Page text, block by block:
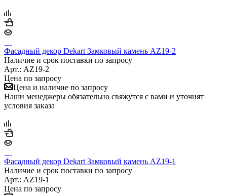
Фасадный декор Dekart Замковый камень AZ19-2
Наличие и срок поставки по запросу
Арт.: AZ19-2
Цена по запросу
Цена и наличие по запросу
Наши менеджеры обязательно свяжутся с вами и уточнят
условия заказа
Фасадный декор Dekart Замковый камень AZ19-1
Наличие и срок поставки по запросу
Арт.: AZ19-1
Цена по запросу